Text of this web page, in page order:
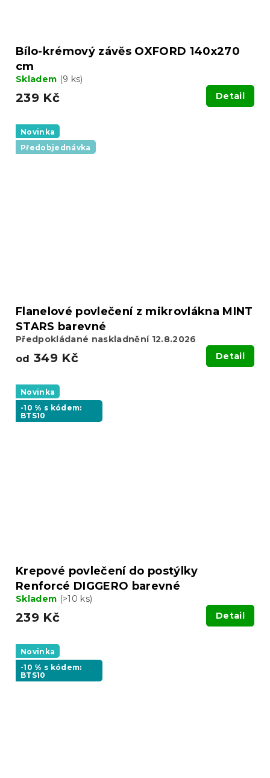
Bílo-krémový závěs OXFORD 140x270
cm
Skladem (9 ks)
239 Kč Detail
Novinka
Předobjednávka
Flanelové povlečení z mikrovlákna MINT
STARS barevné
Předpokládané naskladnění 12.8.2026
od 349 Kč Detail
Novinka
-10 % s kódem:
BTS10
Krepové povlečení do postýlky
Renforcé DIGGERO barevné
Skladem (>10 ks)
239 Kč Detail
Novinka
-10 % s kódem:
BTS10